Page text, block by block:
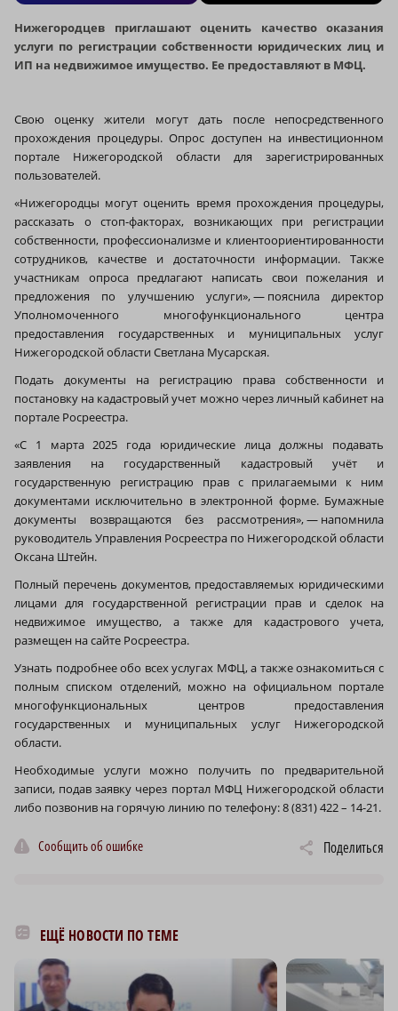
Нижегородцев приглашают оценить качество оказания
услуги по регистрации собственности юридических лиц и
ИП на недвижимое имущество. Ее предоставляют в МФЦ.
Свою оценку жители могут дать после непосредственного
прохождения процедуры. Опрос доступен на инвестиционном
портале Нижегородской области для зарегистрированных
пользователей.
«Нижегородцы могут оценить время прохождения процедуры,
рассказать о стоп-факторах, возникающих при регистрации
собственности, профессионализме и клиентоориентированности
сотрудников, качестве и достаточности информации. Также
участникам опроса предлагают написать свои пожелания и
предложения по улучшению услуги», — пояснила директор
Уполномоченного многофункционального центра
предоставления государственных и муниципальных услуг
Нижегородской области Светлана Мусарская.
Подать документы на регистрацию права собственности и
постановку на кадастровый учет можно через личный кабинет на
портале Росреестра.
«С 1 марта 2025 года юридические лица должны подавать
заявления на государственный кадастровый учёт и
государственную регистрацию прав с прилагаемыми к ним
документами исключительно в электронной форме. Бумажные
документы возвращаются без рассмотрения», — напомнила
руководитель Управления Росреестра по Нижегородской области
Оксана Штейн.
Полный перечень документов, предоставляемых юридическими
лицами для государственной регистрации прав и сделок на
недвижимое имущество, а также для кадастрового учета,
размещен на сайте Росреестра.
Узнать подробнее обо всех услугах МФЦ, а также ознакомиться с
полным списком отделений, можно на официальном портале
многофункциональных центров предоставления
государственных и муниципальных услуг Нижегородской
области.
Необходимые услуги можно получить по предварительной
записи, подав заявку через портал МФЦ Нижегородской области
либо позвонив на горячую линию по телефону: 8 (831) 422 – 14-21.
Сообщить об ошибке Поделиться
ЕЩЁ НОВОСТИ ПО ТЕМЕ